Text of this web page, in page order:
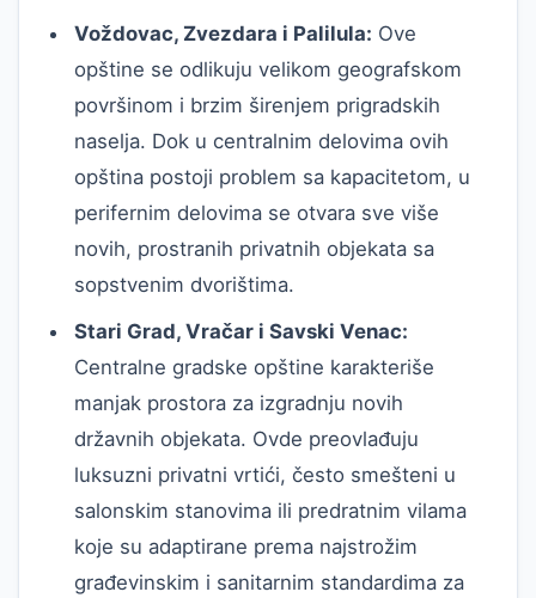
Voždovac, Zvezdara i Palilula: Ove
opštine se odlikuju velikom geografskom
površinom i brzim širenjem prigradskih
naselja. Dok u centralnim delovima ovih
opština postoji problem sa kapacitetom, u
perifernim delovima se otvara sve više
novih, prostranih privatnih objekata sa
sopstvenim dvorištima.
Stari Grad, Vračar i Savski Venac:
Centralne gradske opštine karakteriše
manjak prostora za izgradnju novih
državnih objekata. Ovde preovlađuju
luksuzni privatni vrtići, često smešteni u
salonskim stanovima ili predratnim vilama
koje su adaptirane prema najstrožim
građevinskim i sanitarnim standardima za